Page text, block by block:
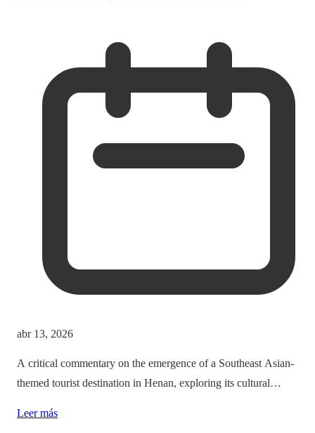
abr 13, 2026
A critical commentary on the emergence of a Southeast Asian-
themed tourist destination in Henan, exploring its cultural
Leer más